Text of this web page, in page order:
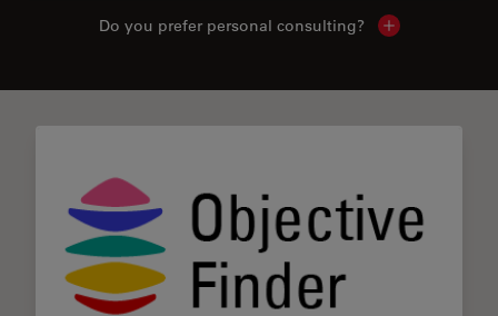
Do you prefer personal consulting? Show local